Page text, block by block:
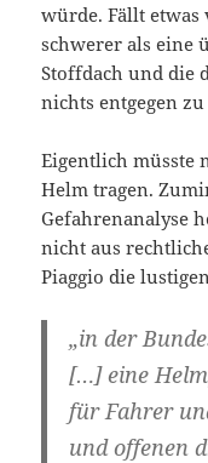
würde. Fällt etwas
schwerer als eine
Stoffdach und die
nichts entgegen zu
Eigentlich müsste
Helm tragen.
Gefahrenanalyse
nicht aus
Piaggio die
„in der
[…] eine
für Fahrer
und offenen